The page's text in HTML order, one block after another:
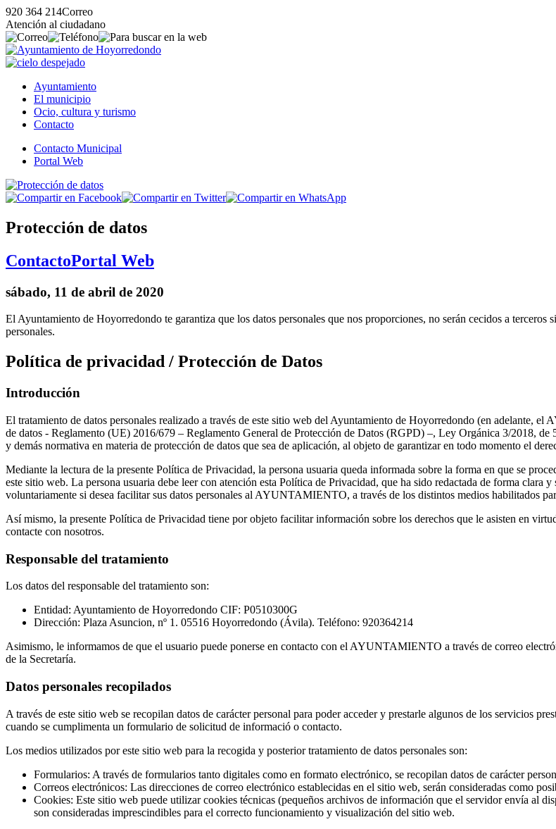
920 364 214Correo
Atención al ciudadano
Ayuntamiento
El municipio
Ocio, cultura y turismo
Contacto
Contacto Municipal
Portal Web
Protección de datos
ContactoPortal Web
sábado, 11 de abril de 2020
El Ayuntamiento de Hoyorredondo te garantiza que los datos personales que nos proporciones, no serán cecidos a
personales.
Política de privacidad / Protección de Datos
Introducción
El tratamiento de datos personales realizado a través de este sitio web del Ayuntamiento de Hoyorredondo (en adelante,
de datos - Reglamento (UE) 2016/679 – Reglamento General de Protección de Datos (RGPD) –, Ley Orgánica 3/2018, de
y demás normativa en materia de protección de datos que sea de aplicación, al objeto de garantizar en todo momento el
Mediante la lectura de la presente Política de Privacidad, la persona usuaria queda informada sobre la forma en que se
este sitio web. La persona usuaria debe leer con atención esta Política de Privacidad, que ha sido redactada de forma
voluntariamente si desea facilitar sus datos personales al AYUNTAMIENTO, a través de los distintos medios habilitados
Así mismo, la presente Política de Privacidad tiene por objeto facilitar información sobre los derechos que le asisten en
contacte con nosotros.
Responsable del tratamiento
Los datos del responsable del tratamiento son:
Entidad: Ayuntamiento de Hoyorredondo CIF: P0510300G
Dirección: Plaza Asuncion, nº 1. 05516 Hoyorredondo (Ávila). Teléfono: 920364214
Asimismo, le informamos de que el usuario puede ponerse en contacto con el AYUNTAMIENTO a través de correo
de la Secretaría.
Datos personales recopilados
A través de este sitio web se recopilan datos de carácter personal para poder acceder y prestarle algunos de los servicios
cuando se cumplimenta un formulario de solicitud de informació o contacto.
Los medios utilizados por este sitio web para la recogida y posterior tratamiento de datos personales son:
Formularios: A través de formularios tanto digitales como en formato electrónico, se recopilan datos de carácter
Correos electrónicos: Las direcciones de correo electrónico establecidas en el sitio web, serán consideradas como
Cookies: Este sitio web puede utilizar cookies técnicas (pequeños archivos de información que el servidor envía al
son consideradas imprescindibles para el correcto funcionamiento y visualización del sitio web.